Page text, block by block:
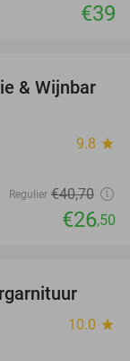
€39
35%
& Wijnbar
9.8 star
Regulier €40,70
€26,50
40%
10.0 star